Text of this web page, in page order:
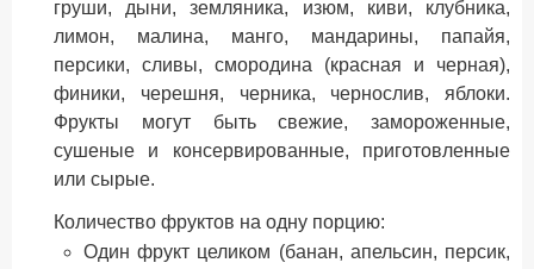
груши, дыни, земляника, изюм, киви, клубника,
лимон, малина, манго, мандарины, папайя,
персики, сливы, смородина (красная и черная),
финики, черешня, черника, чернослив, яблоки.
Фрукты могут быть свежие, замороженные,
сушеные и консервированные, приготовленные
или сырые.
Количество фруктов на одну порцию:
Один фрукт целиком (банан, апельсин, персик,